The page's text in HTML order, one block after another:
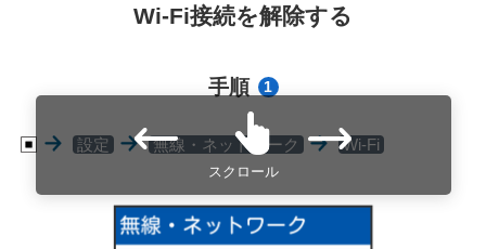
Wi-Fi接続を解除する
手順 1
設定 無線・ネットワーク Wi-Fi
スクロール